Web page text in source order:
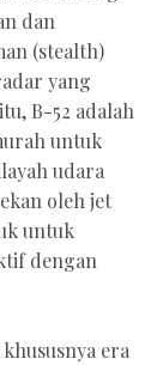
dan
(stealth)
yang
B-52 adalah
untuk
udara
oleh jet
untuk
dengan
era